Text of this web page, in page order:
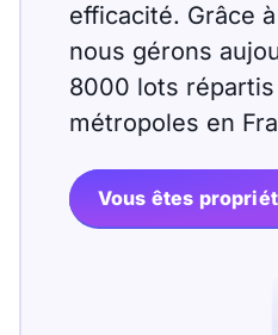
efficacité. Grâce
nous gérons
8000 lots
métropoles en
Vous êtes